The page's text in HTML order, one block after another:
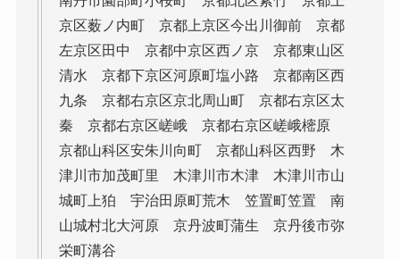
京区薮ノ内町 京都上京区今出川御前 京都
左京区田中 京都中京区西ノ京 京都東山区
清水 京都下京区河原町塩小路 京都南区西
九条 京都右京区京北周山町 京都右京区太
秦 京都右京区嵯峨 京都右京区嵯峨樒原
京都山科区安朱川向町 京都山科区西野 木
津川市加茂町里 木津川市木津 木津川市山
城町上狛 宇治田原町荒木 笠置町笠置 南
山城村北大河原 京丹波町蒲生 京丹後市弥
栄町溝谷